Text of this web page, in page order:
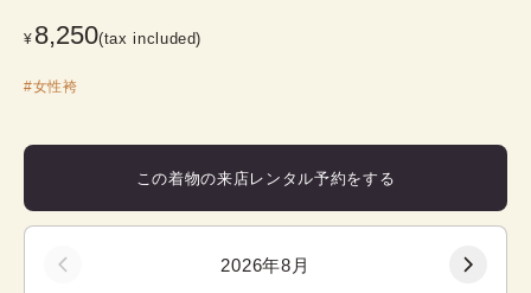
¥ 8,250(tax included)
#女性袴
この着物の来店レンタル予約をする
2026年8月